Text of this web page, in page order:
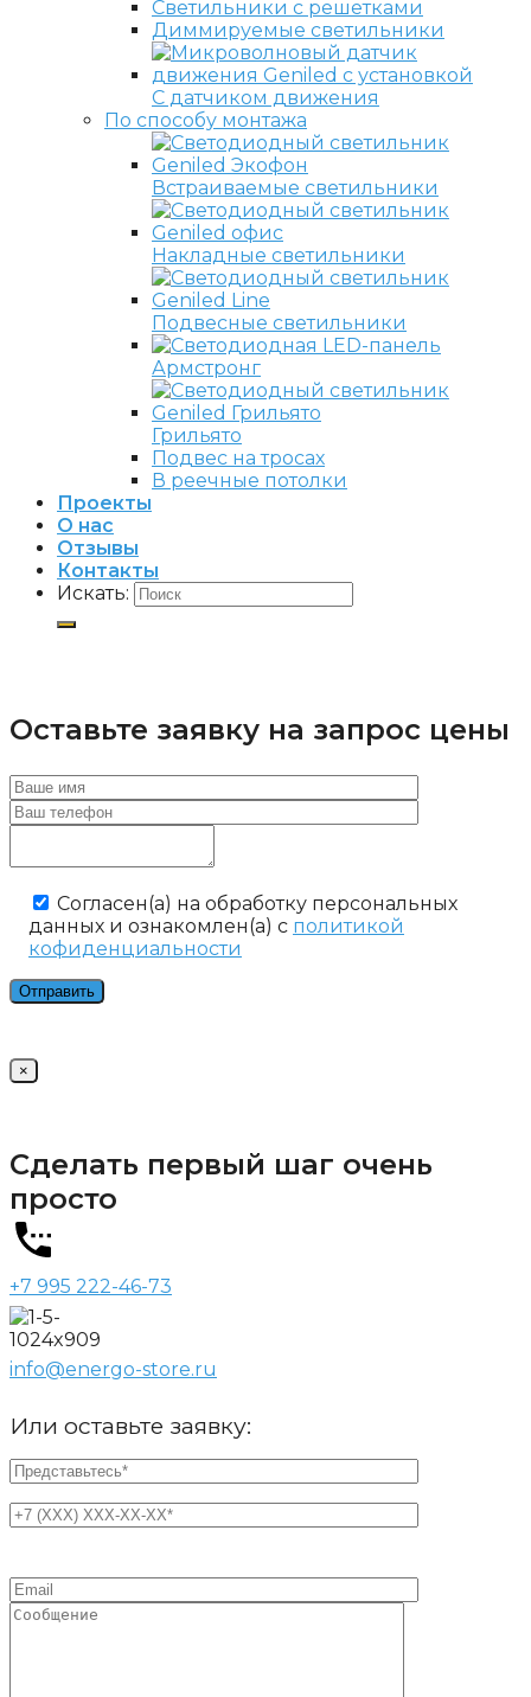
Светильники с решетками
Диммируемые светильники
С датчиком движения
По способу монтажа
Встраиваемые светильники
Накладные светильники
Подвесные светильники
Армстронг
Грильято
Подвес на тросах
В реечные потолки
Проекты
О нас
Отзывы
Контакты
Искать:
Оставьте заявку на запрос цены
Cогласен(а) на обработку персональных
данных и ознакомлен(а) с политикой
кофиденциальности
×
Сделать первый шаг очень
просто
+7 995 222-46-73
info@energo-store.ru
Или оставьте заявку: